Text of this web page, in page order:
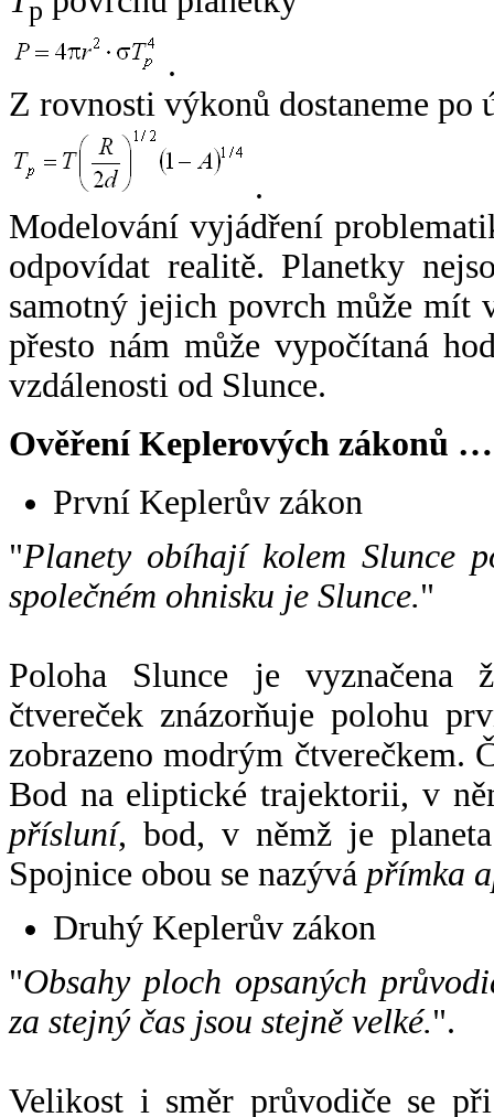
p
.
Z rovnosti výkonů dostaneme po
.
Modelování vyjádření
odpovídat realitě. Planetky
samotný jejich povrch může mít
přesto nám může vypočítaná
vzdálenosti od Slunce.
Ověření Keplerových zákonů …
První Keplerův zákon
"Planety obíhají kolem Slunce
společném ohnisku je Slunce."
Poloha Slunce je vyznačena
čtvereček znázorňuje polohu
zobrazeno modrým čtverečkem.
Bod na eliptické trajektorii, v
přísluní, bod, v němž je
Spojnice obou se nazývá přímka
Druhý Keplerův zákon
"Obsahy ploch opsaných
za stejný čas jsou stejně velké.".
Velikost i směr průvodiče se